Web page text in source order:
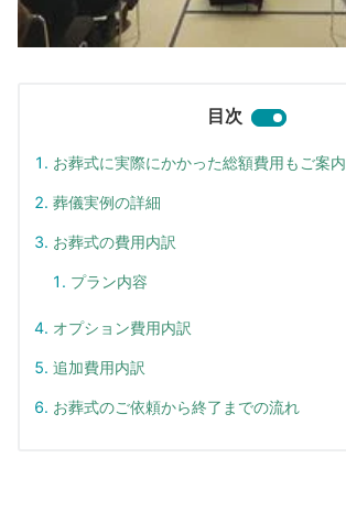
目次
お葬式に実際にかかった総額費用もご案内
葬儀実例の詳細
お葬式の費用内訳
プラン内容
オプション費用内訳
追加費用内訳
お葬式のご依頼から終了までの流れ